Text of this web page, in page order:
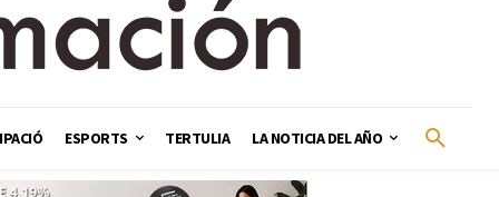
ESPORTS TERTULIA LA NOTICIA DEL AÑO